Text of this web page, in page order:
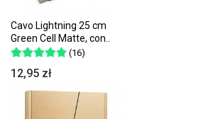
Cavo Lightning 25 cm
Green Cell Matte, con..
(16)
12,95 zł